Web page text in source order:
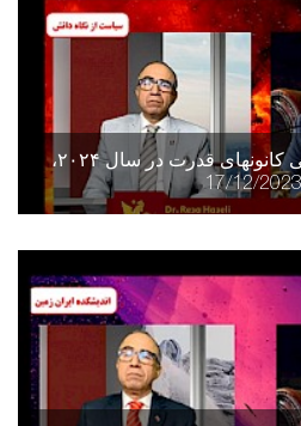
پیش بینی سناریوهای جهانی کانونهای قدرت در سال ۲۰۲۴،